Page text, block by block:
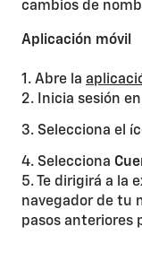
cambios de
Aplicación móvil
1. Abre la
2. Inicia sesión
3. Selecciona el
4. Selecciona
5. Te dirigirá a la
navegador de tu
pasos anteriores